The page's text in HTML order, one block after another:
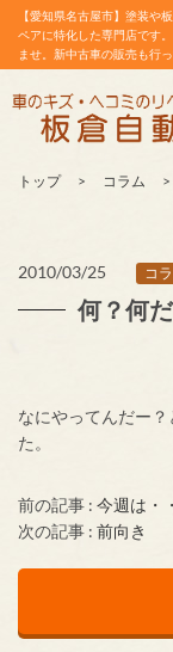
【愛知県名古屋市】塗装や
ペアに特化した専門店です
ませ。新中古車の販売も行
トップ コラム
2010/03/25 コ
何？何
なにやってんだー
た。
前の記事 : 今週は・
次の記事 : 前向き